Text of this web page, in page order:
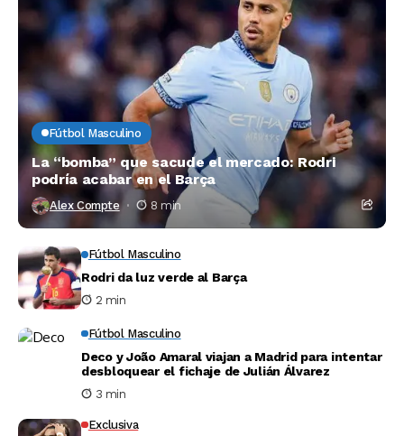
Fútbol Masculino
La “bomba” que sacude el mercado: Rodri
podría acabar en el Barça
Alex Compte 8 min
Fútbol Masculino
Rodri da luz verde al Barça
2 min
Fútbol Masculino
Deco y João Amaral viajan a Madrid para intentar
desbloquear el fichaje de Julián Álvarez
3 min
Exclusiva